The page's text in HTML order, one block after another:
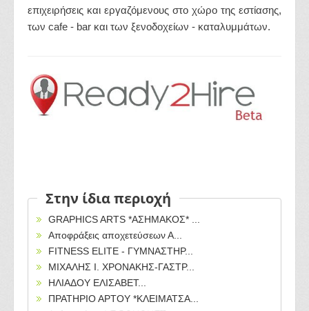
επιχειρήσεις και εργαζόμενους στο χώρο της εστίασης,
των cafe - bar και των ξενοδοχείων - καταλυμμάτων.
Στην ίδια περιοχή
GRAPHICS ARTS *ΑΣΗΜΑΚΟΣ* ...
Αποφράξεις αποχετεύσεων Α...
FITNESS ELITE - ΓΥΜΝΑΣΤΗΡ...
ΜΙΧΑΛΗΣ Ι. ΧΡΟΝΑΚΗΣ-ΓΑΣΤΡ...
ΗΛΙΑΔΟΥ ΕΛΙΣΑΒΕΤ...
ΠΡΑΤΗΡΙΟ ΑΡΤΟΥ *ΚΛΕΙΜΑΤΣΑ...